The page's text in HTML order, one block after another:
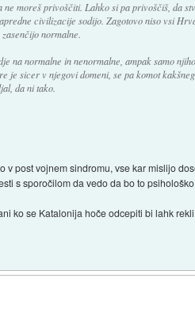
ne moreš privoščiti. Lahko si pa privoščiš, da
civilizacije sodijo. Zagotovo niso vsi
normalne.
na normalne in nenormalne, ampak samo
je sicer v njegovi domeni, se pa komot
da ni tako.
v post vojnem sindromu, vse kar mislijo
s sporočilom da vedo da bo to
ko se Katalonija hoče odcepiti bi lahk